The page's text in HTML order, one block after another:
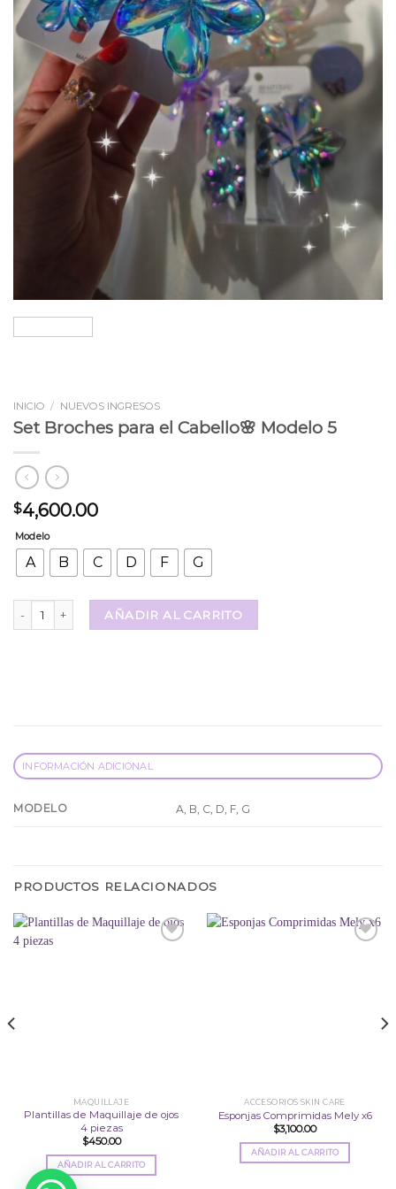
INICIO / NUEVOS INGRESOS
Set Broches para el Cabello🌸 Modelo 5
$4,600.00
Modelo
A B C D F G
Set Broches para el Cabello🌸 Modelo 5 cantidad
AÑADIR AL CARRITO
INFORMACIÓN ADICIONAL
MODELO A, B, C, D, F, G
PRODUCTOS RELACIONADOS
MAQUILLAJE
Plantillas de Maquillaje de ojos
4 piezas
$450.00
AÑADIR AL CARRITO
ACCESORIOS SKIN CARE
Esponjas Comprimidas Mely x6
$3,100.00
AÑADIR AL CARRITO